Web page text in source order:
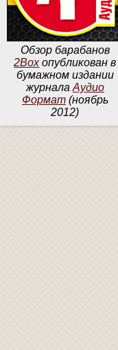
Обзор барабанов
2Boxопубликован в
бумажном издании
журнала Аудио
Формат (ноябрь
2012)